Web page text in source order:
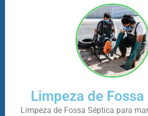
Limpeza de
Limpeza de Fossa Séptica para